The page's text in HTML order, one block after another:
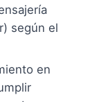
según el
en